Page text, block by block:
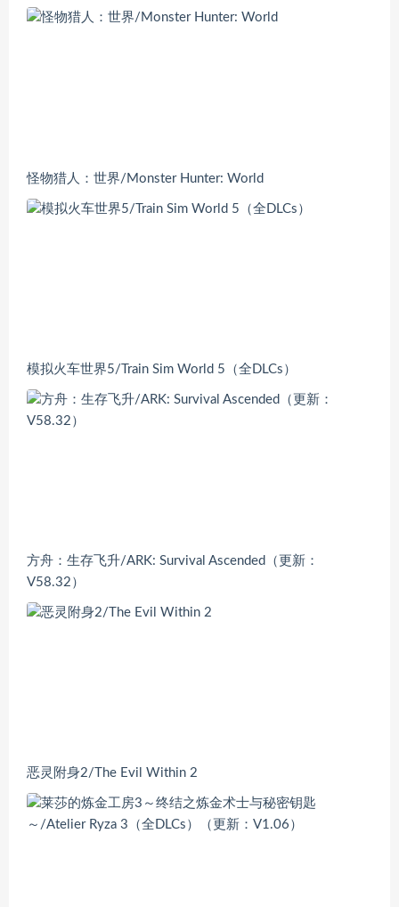
怪物猎人：世界/Monster Hunter: World
模拟火车世界5/Train Sim World 5（全DLCs）
方舟：生存飞升/ARK: Survival Ascended（更新：
V58.32）
恶灵附身2/The Evil Within 2